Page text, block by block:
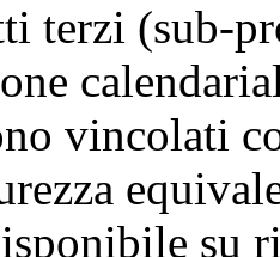
terzi (sub-
vincolati
su